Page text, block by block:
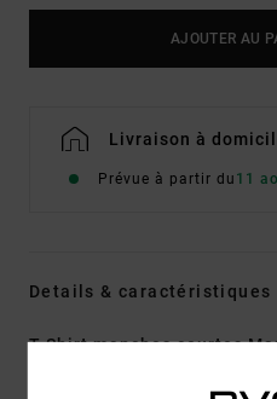
AJOUTER AU
Livraison à
Prévue à partir du 11
Details & caractéristiques
T-Shirt manches courtes
Code